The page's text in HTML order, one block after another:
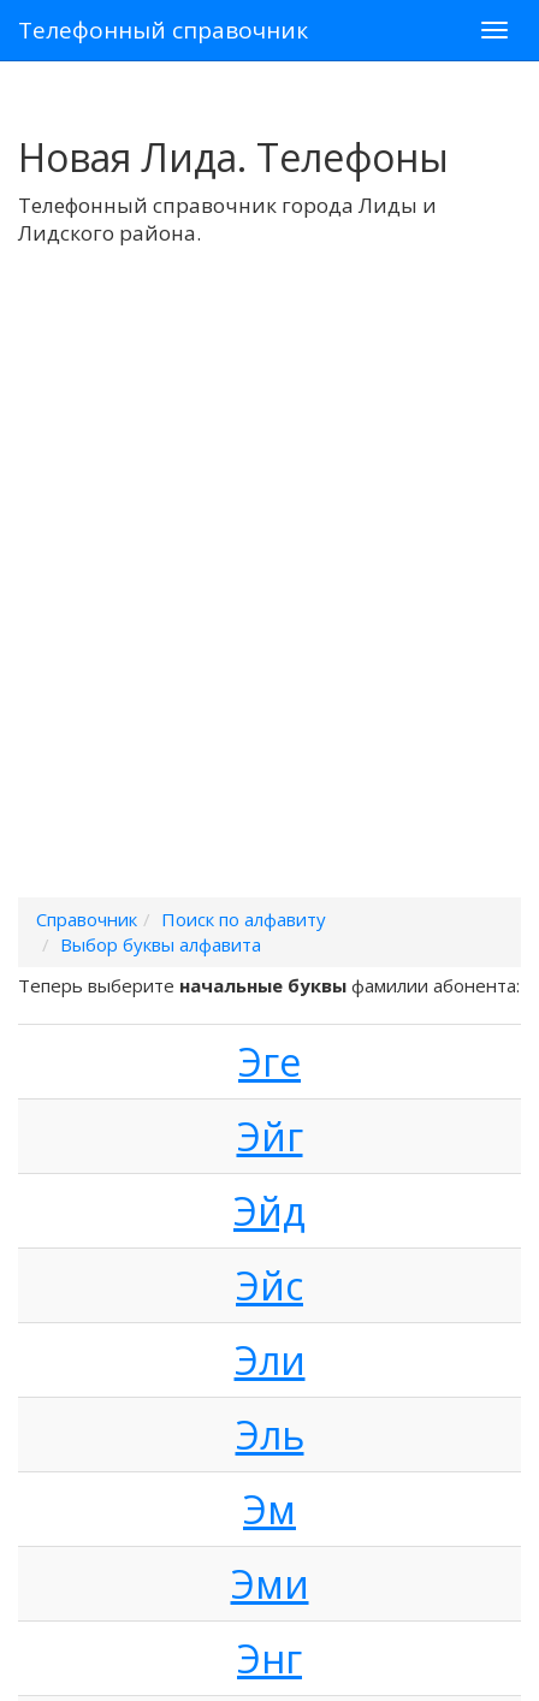
Телефонный справочник
Новая Лида. Телефоны
Телефонный справочник города Лиды и
Лидского района.
Справочник
Поиск по алфавиту
Выбор буквы алфавита
Теперь выберите начальные буквы фамилии абонента:
Эге
Эйг
Эйд
Эйс
Эли
Эль
Эм
Эми
Энг